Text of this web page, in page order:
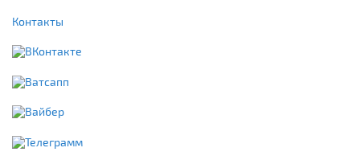
Контакты